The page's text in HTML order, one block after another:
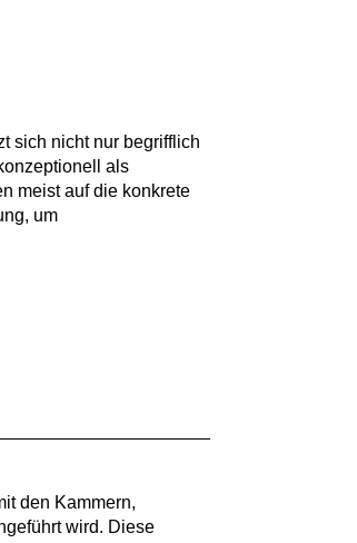
sich nicht nur begrifflich
als
meist auf die konkrete
um
den Kammern,
wird. Diese